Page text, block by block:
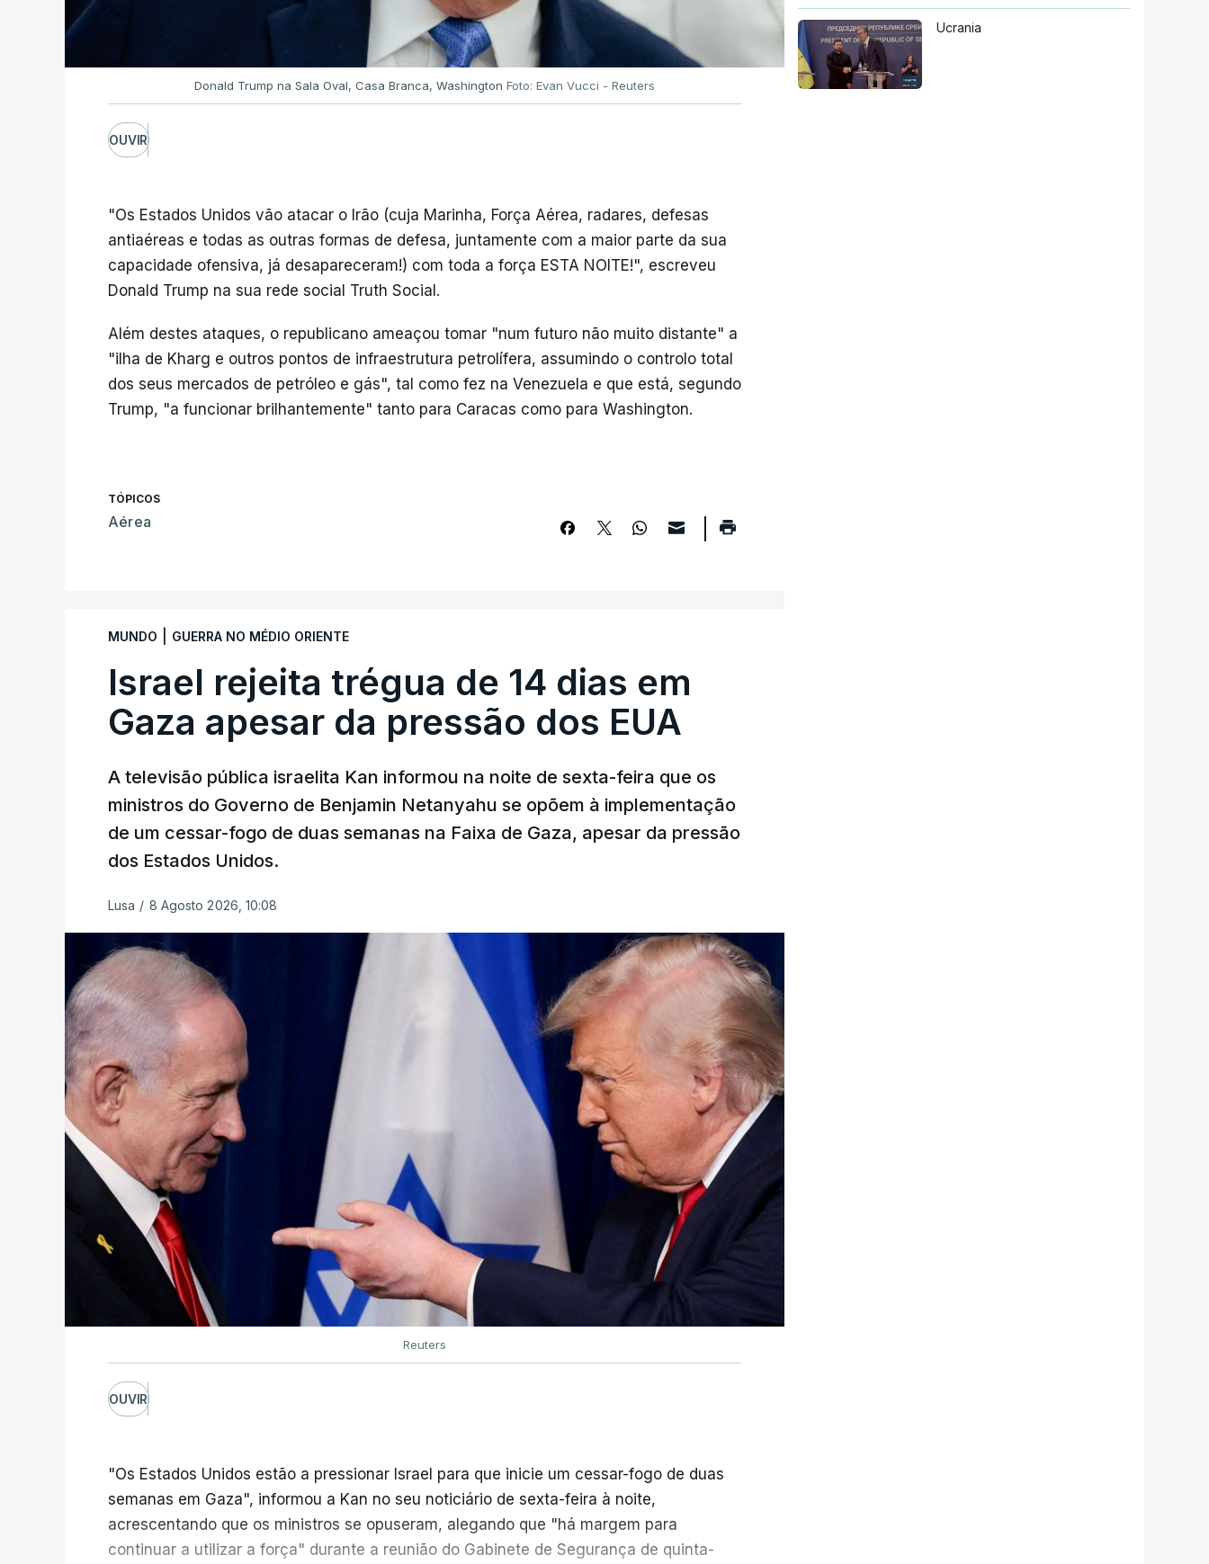
Donald Trump na Sala Oval, Casa Branca, Washington Foto: Evan Vucci - Reuters
OUVIR
"Os Estados Unidos vão atacar o Irão (cuja Marinha, Força Aérea, radares, defesas
antiaéreas e todas as outras formas de defesa, juntamente com a maior parte da sua
capacidade ofensiva, já desapareceram!) com toda a força ESTA NOITE!", escreveu
Donald Trump na sua rede social Truth Social.
Além destes ataques, o republicano ameaçou tomar "num futuro não muito distante" a
"ilha de Kharg e outros pontos de infraestrutura petrolífera, assumindo o controlo total
dos seus mercados de petróleo e gás", tal como fez na Venezuela e que está, segundo
Trump, "a funcionar brilhantemente" tanto para Caracas como para Washington.
TÓPICOS
Aérea
MUNDO GUERRA NO MÉDIO ORIENTE
Israel rejeita trégua de 14 dias em
Gaza apesar da pressão dos EUA
A televisão pública israelita Kan informou na noite de sexta-feira que os
ministros do Governo de Benjamin Netanyahu se opõem à implementação
de um cessar-fogo de duas semanas na Faixa de Gaza, apesar da pressão
dos Estados Unidos.
Lusa / 8 Agosto 2026, 10:08
Reuters
OUVIR
"Os Estados Unidos estão a pressionar Israel para que inicie um cessar-fogo de duas
semanas em Gaza", informou a Kan no seu noticiário de sexta-feira à noite,
acrescentando que os ministros se opuseram, alegando que "há margem para
continuar a utilizar a força" durante a reunião do Gabinete de Segurança de quinta-
Ucrania